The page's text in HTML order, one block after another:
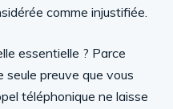
comme injustifiée.
essentielle ? Parce
seule preuve que vous
téléphonique ne laisse